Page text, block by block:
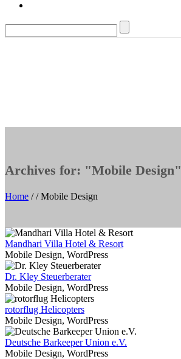
Archives for: "Mobile Design"
Home / /Mobile Design
Mandhari Villa Hotel & Resort
Mobile Design, WordPress
Dr. Kley Steuerberater
Mobile Design, WordPress
rotorflug Helicopters
Mobile Design, WordPress
Deutsche Barkeeper Union e.V.
Mobile Design, WordPress